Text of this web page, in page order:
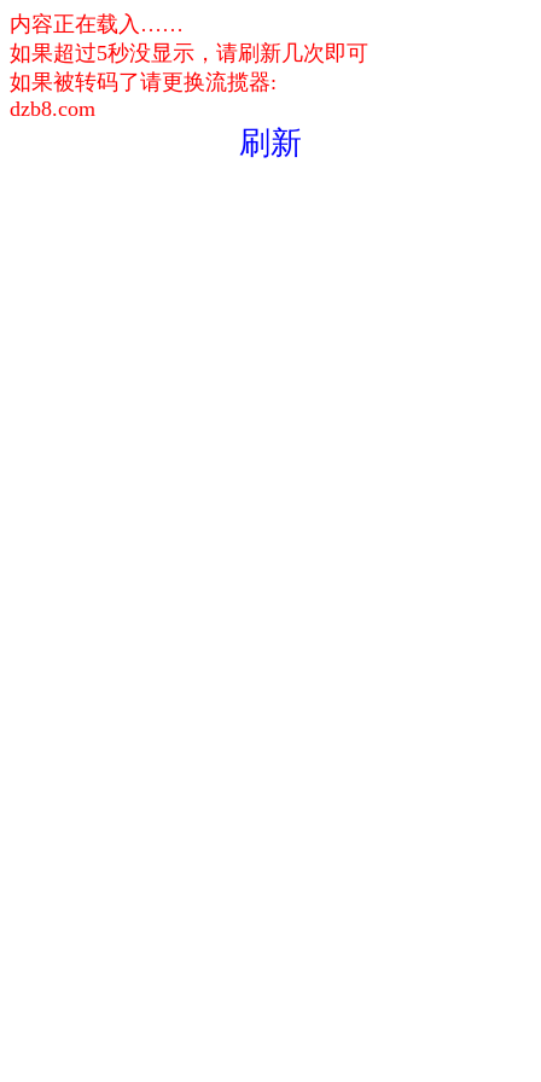
内容正在载入……
如果超过5秒没显示，请刷新几次即可
如果被转码了请更换流揽器:
dzb8.com
刷新